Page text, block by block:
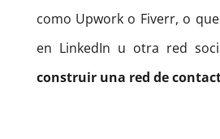
como Upwork o Fiverr, o
en LinkedIn u otra red
construir una red de